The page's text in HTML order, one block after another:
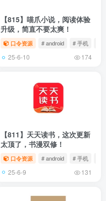
【815】喵爪小说，阅读体验
升级，简直不要太爽！
口令资源 # android # 手机
25-6-10 174
【811】天天读书，这次更新
太顶了，书漫双修！
口令资源 # android # 手机
25-6-9 131